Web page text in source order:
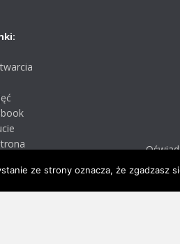
ze strony oznacza, że zgadzasz